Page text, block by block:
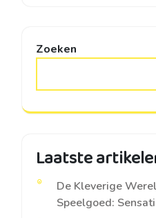
Zoeken
Laatste
De Kleverige
Speelgoed: